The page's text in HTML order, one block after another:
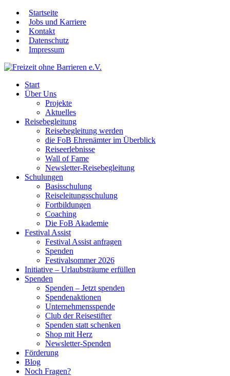
Startseite
Jobs und Karriere
Kontakt
Datenschutz
Impressum
Start
Über Uns
Projekte
Aktuelles
Reisebegleitung
Reisebegleitung werden
die FoB Ehrenämter im Überblick
Reiseerlebnisse
Wall of Fame
Newsletter-Reisebegleitung
Schulungen
Basisschulung
Reiseleitungsschulung
Fortbildungen
Coaching
Die FoB Akademie
Festival Assist
Festival Assist anfragen
Spenden
Festivalsommer 2026
Initiative – Urlaubsträume erfüllen
Spenden
Spenden – Jetzt spenden
Spendenaktionen
Unternehmensspende
Club der Reisestifter
Spenden statt schenken
Shop mit Herz
Newsletter-Spenden
Förderung
Blog
Noch Fragen?